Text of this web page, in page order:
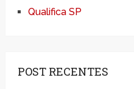
Qualifica SP
POST RECENTES